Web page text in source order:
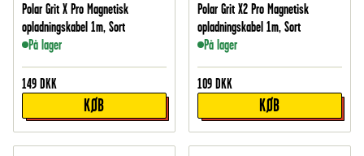
Polar Grit X Pro Magnetisk
opladningskabel 1m, Sort
På lager
149 DKK
KØB
Polar Grit X2 Pro Magnetisk
opladningskabel 1m, Sort
På lager
109 DKK
KØB